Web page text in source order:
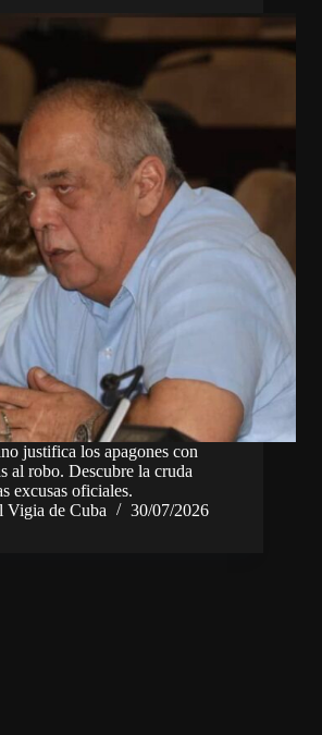
justifica los apagones con
al robo. Descubre la cruda
excusas oficiales.
Vigia de Cuba
30/07/2026